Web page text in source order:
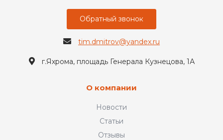
Обратный звонок
tim.dmitrov@yandex.ru
г.Яхрома, площадь Генерала Кузнецова, 1А
О компании
Новости
Статьи
Отзывы